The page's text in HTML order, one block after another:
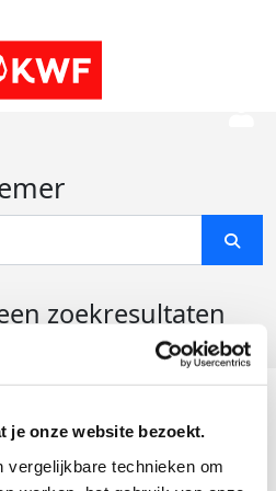
je onze website bezoekt.
vergelijkbare technieken om
zoekresultaten